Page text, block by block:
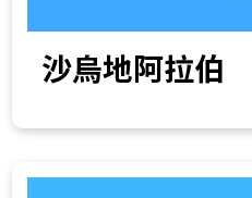
沙烏地阿拉伯